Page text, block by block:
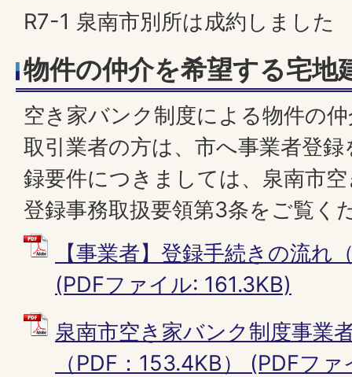
R7-1 泉南市別所は成約しました
物件の仲介を希望する宅地
空き家バンク制度による物件の
取引業者の方は、市へ事業者登
録要件につきましては、泉南市
登録事務取扱要領第3条をご覧く
【事業者】登録手続きの流れ
(PDFファイル: 161.3KB)
泉南市空き家バンク制度事業
（PDF：153.4KB） (PDFフ